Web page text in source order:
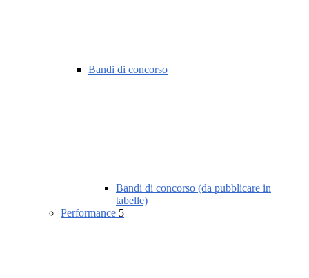
Bandi di concorso
Bandi di concorso (da pubblicare in
tabelle)
Performance 5